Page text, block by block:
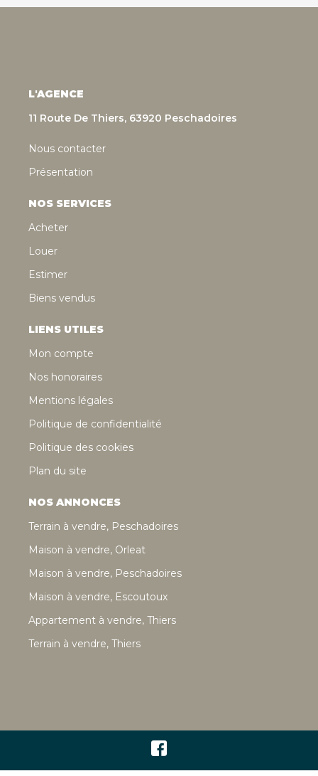
L'AGENCE
11 Route De Thiers, 63920 Peschadoires
Nous contacter
Présentation
NOS SERVICES
Acheter
Louer
Estimer
Biens vendus
LIENS UTILES
Mon compte
Nos honoraires
Mentions légales
Politique de confidentialité
Politique des cookies
Plan du site
NOS ANNONCES
Terrain à vendre, Peschadoires
Maison à vendre, Orleat
Maison à vendre, Peschadoires
Maison à vendre, Escoutoux
Appartement à vendre, Thiers
Terrain à vendre, Thiers